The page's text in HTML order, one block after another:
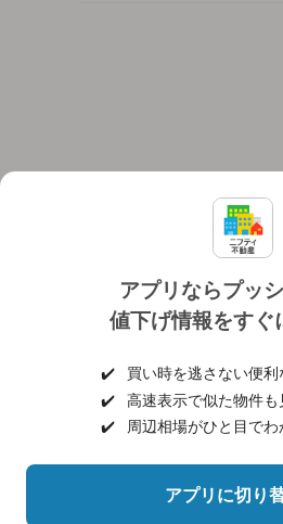
アプリならプッ
値下げ情報をすぐ
✔️
買い時を逃さない便
✔️
高速表示で似た物件
✔️
周辺相場がひと目で
アプリに切り
個人情報保護ポリシー
ヘルプ・お問い合わせ
©NIFTY Lifestyle